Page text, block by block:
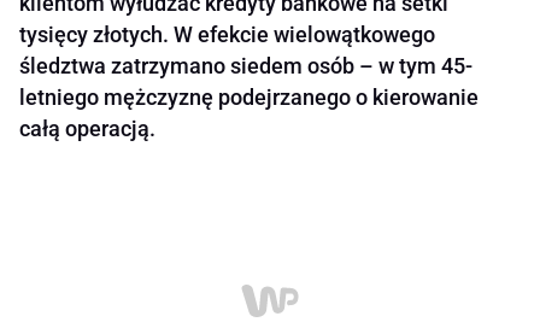
tysięcy złotych. W efekcie wielowątkowego
śledztwa zatrzymano siedem osób – w tym 45-
letniego mężczyznę podejrzanego o kierowanie
całą operacją.